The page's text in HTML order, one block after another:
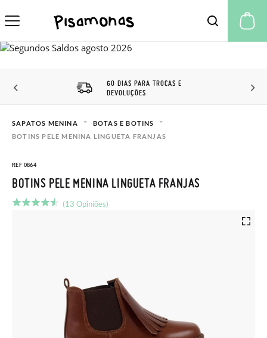
60 DIAS PARA TROCAS E
DEVOLUÇÕES
SAPATOS MENINA
BOTAS E BOTINS
BOTINS PELE MENINA LINGUETA FRANJAS
REF 0864
BOTINS PELE MENINA LINGUETA FRANJAS
(13 Opiniões)